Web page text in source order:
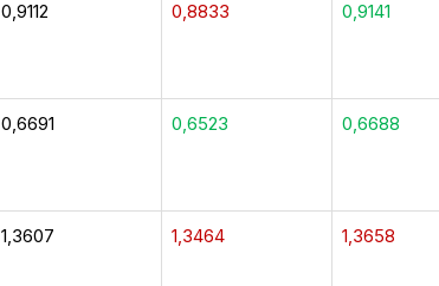
0,9112 0,8833 0,9141
0,6691 0,6523 0,6688
1,3607 1,3464 1,3658